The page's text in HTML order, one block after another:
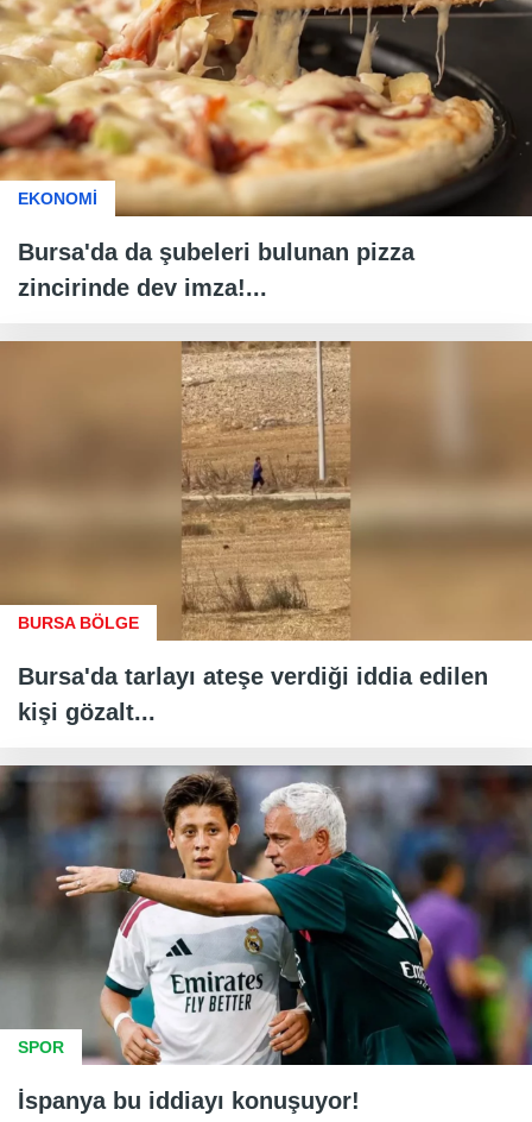
EKONOMİ
Bursa'da da şubeleri bulunan pizza
zincirinde dev imza!...
BURSA BÖLGE
Bursa'da tarlayı ateşe verdiği iddia edilen
kişi gözalt...
SPOR
İspanya bu iddiayı konuşuyor!